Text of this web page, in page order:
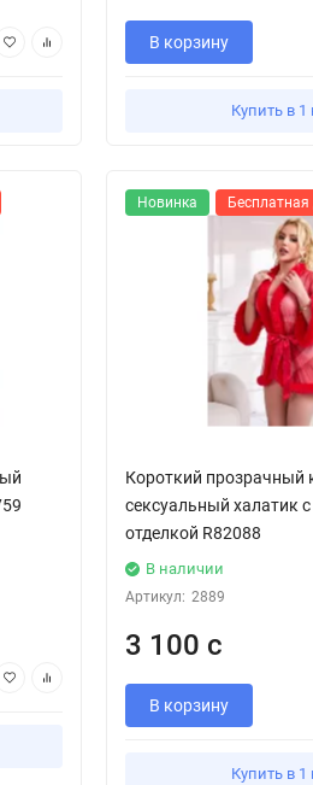
В корзину
Купить в 1
Новинка Бесплатная
Короткий прозрачный
сексуальный халатик
отделкой R82088
В наличии
Артикул: 2889
3 100 с
В корзину
Купить в 1